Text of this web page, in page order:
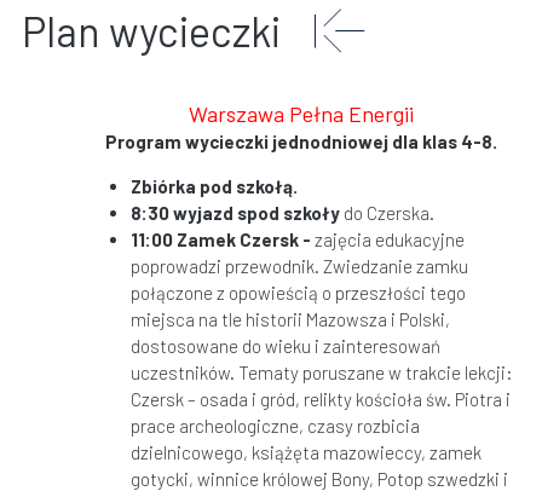
Plan wycieczki
Warszawa Pełna Energii
Program wycieczki jednodniowej dla klas 4-8.
Zbiórka pod szkołą.
8:30 wyjazd spod szkołydo Czerska.
11:00 Zamek Czersk - zajęcia edukacyjne
poprowadzi przewodnik. Zwiedzanie zamku
połączone z opowieścią o przeszłości tego
miejsca na tle historii Mazowsza i Polski,
dostosowane do wieku i zainteresowań
uczestników. Tematy poruszane w trakcie lekcji:
Czersk – osada i gród, relikty kościoła św. Piotra i
prace archeologiczne, czasy rozbicia
dzielnicowego, książęta mazowieccy, zamek
gotycki, winnice królowej Bony, Potop szwedzki i